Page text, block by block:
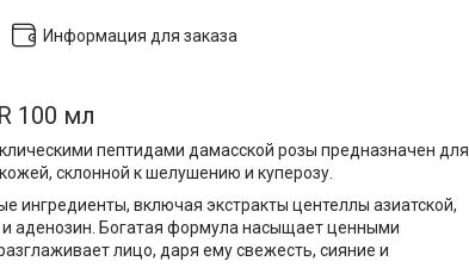
Информация для заказа
100 мл
пептидами дамасской розы предназначен для
склонной к шелушению и куперозу.
ингредиенты, включая экстракты центеллы азиатской,
аденозин. Богатая формула насыщает ценными
лицо, даря ему свежесть, сияние и